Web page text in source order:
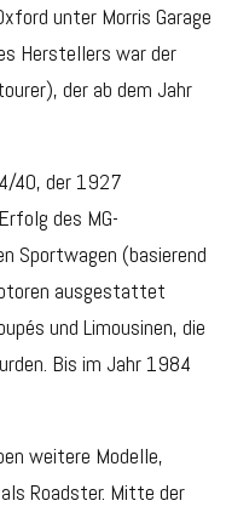
unter Morris Garage
Herstellers war der
der ab dem Jahr
40, der 1927
des MG-
Sportwagen (basierend
ausgestattet
und Limousinen, die
Bis im Jahr 1984
weitere Modelle,
Roadster. Mitte der